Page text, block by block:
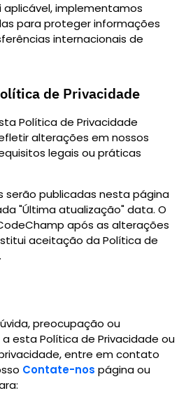
aplicável, implementamos
para proteger informações
internacionais de
de Privacidade
Política de Privacidade
alterações em nossos
legais ou práticas
serão publicadas nesta página
"Última atualização"data. O
após as alterações
aceitação da Política de
preocupação ou
esta Política de Privacidade ou
entre em contato
Contate-nos página ou
: